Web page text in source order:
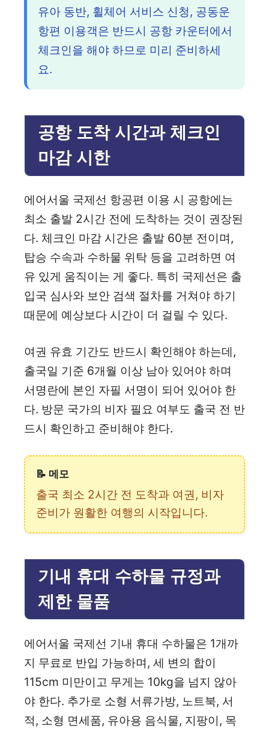
유아 동반, 휠체어 서비스 신청, 공동운
항편 이용객은 반드시 공항 카운터에서
체크인을 해야 하므로 미리 준비하세
요.
공항 도착 시간과 체크인
마감 시한
에어서울 국제선 항공편 이용 시 공항에는
최소 출발 2시간 전에 도착하는 것이 권장된
다. 체크인 마감 시간은 출발 60분 전이며,
탑승 수속과 수하물 위탁 등을 고려하면 여
유 있게 움직이는 게 좋다. 특히 국제선은 출
입국 심사와 보안 검색 절차를 거쳐야 하기
때문에 예상보다 시간이 더 걸릴 수 있다.
여권 유효 기간도 반드시 확인해야 하는데,
출국일 기준 6개월 이상 남아 있어야 하며
서명란에 본인 자필 서명이 되어 있어야 한
다. 방문 국가의 비자 필요 여부도 출국 전 반
드시 확인하고 준비해야 한다.
📝 메모
출국 최소 2시간 전 도착과 여권, 비자
준비가 원활한 여행의 시작입니다.
기내 휴대 수하물 규정과
제한 물품
에어서울 국제선 기내 휴대 수하물은 1개까
지 무료로 반입 가능하며, 세 변의 합이
115cm 미만이고 무게는 10kg을 넘지 않아
야 한다. 추가로 소형 서류가방, 노트북, 서
적, 소형 면세품, 유아용 음식물, 지팡이, 목